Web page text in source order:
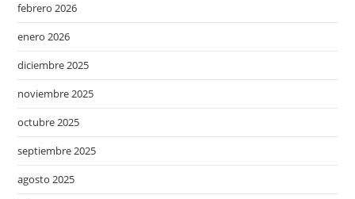
febrero 2026
enero 2026
diciembre 2025
noviembre 2025
octubre 2025
septiembre 2025
agosto 2025